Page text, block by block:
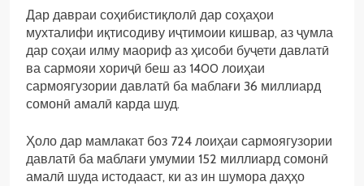
Дар давраи соҳибистиқлолӣ дар соҳаҳои
мухталифи иқтисодиву иҷтимоии кишвар, аз ҷумла
дар соҳаи илму маориф аз ҳисоби буҷети давлатӣ
ва сармояи хориҷӣ беш аз 1400 лоиҳаи
сармоягузории давлатӣ ба маблағи 36 миллиард
сомонӣ амалӣ карда шуд.
Ҳоло дар мамлакат боз 724 лоиҳаи сармоягузории
давлатӣ ба маблағи умумии 152 миллиард сомонӣ
амалӣ шуда истодааст, ки аз ин шумора даҳҳо